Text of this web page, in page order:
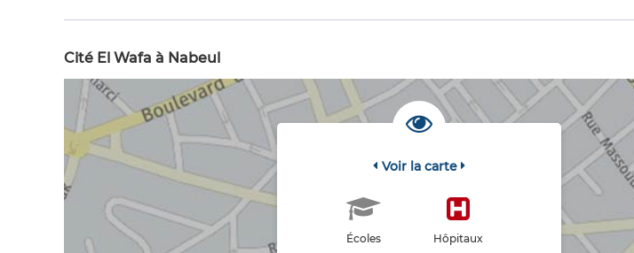
Cité El Wafa à Nabeul
Voir la carte
Écoles Hôpitaux